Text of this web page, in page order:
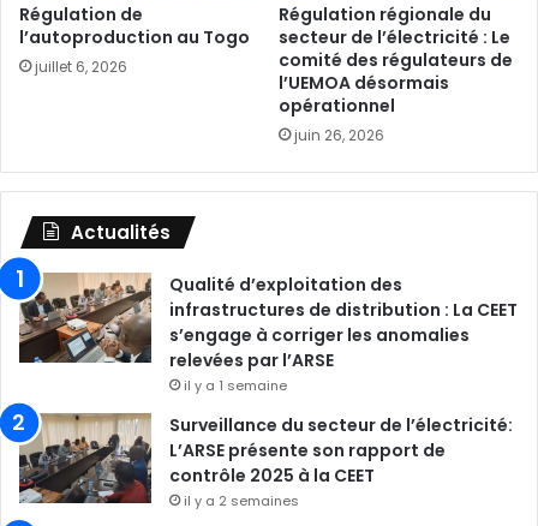
Régulation de
l’autoproduction au Togo
juillet 6, 2026
Régulation régionale du
secteur de l’électricité : Le
comité des régulateurs de
l’UEMOA désormais
opérationnel
juin 26, 2026
Actualités
Qualité d’exploitation des
infrastructures de distribution : La CEET
s’engage à corriger les anomalies
relevées par l’ARSE
il y a 1 semaine
Surveillance du secteur de l’électricité:
L’ARSE présente son rapport de
contrôle 2025 à la CEET
il y a 2 semaines